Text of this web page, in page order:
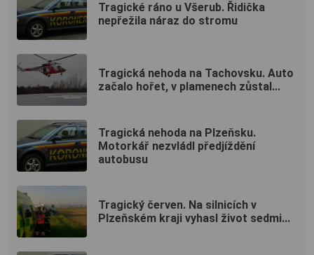
Tragické ráno u Všerub. Řidička
nepřežila náraz do stromu
Tragická nehoda na Tachovsku. Auto
začalo hořet, v plamenech zůstal...
Tragická nehoda na Plzeňsku.
Motorkář nezvládl předjíždění
autobusu
Tragický červen. Na silnicích v
Plzeňském kraji vyhasl život sedmi...